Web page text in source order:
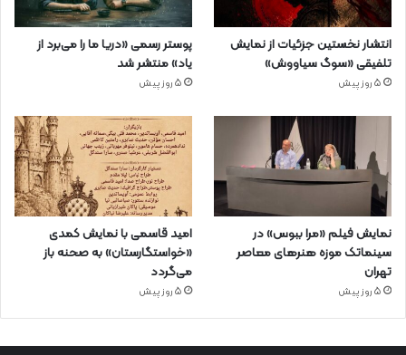
انتشار نخستین جزئیات از نمایش
تلفیقی «سوگ سیاووش»
5 روز پیش
پوستر رسمی «دریا ما را می‌برد از
یاد» منتشر شد
5 روز پیش
نمایش فیلم «مرا ببوس» در
سینماتک موزه هنرهای معاصر
تهران
5 روز پیش
امید قاسمی با نمایش کمدی
«خواستگارستان» به صحنه باز
می‌گردد
5 روز پیش